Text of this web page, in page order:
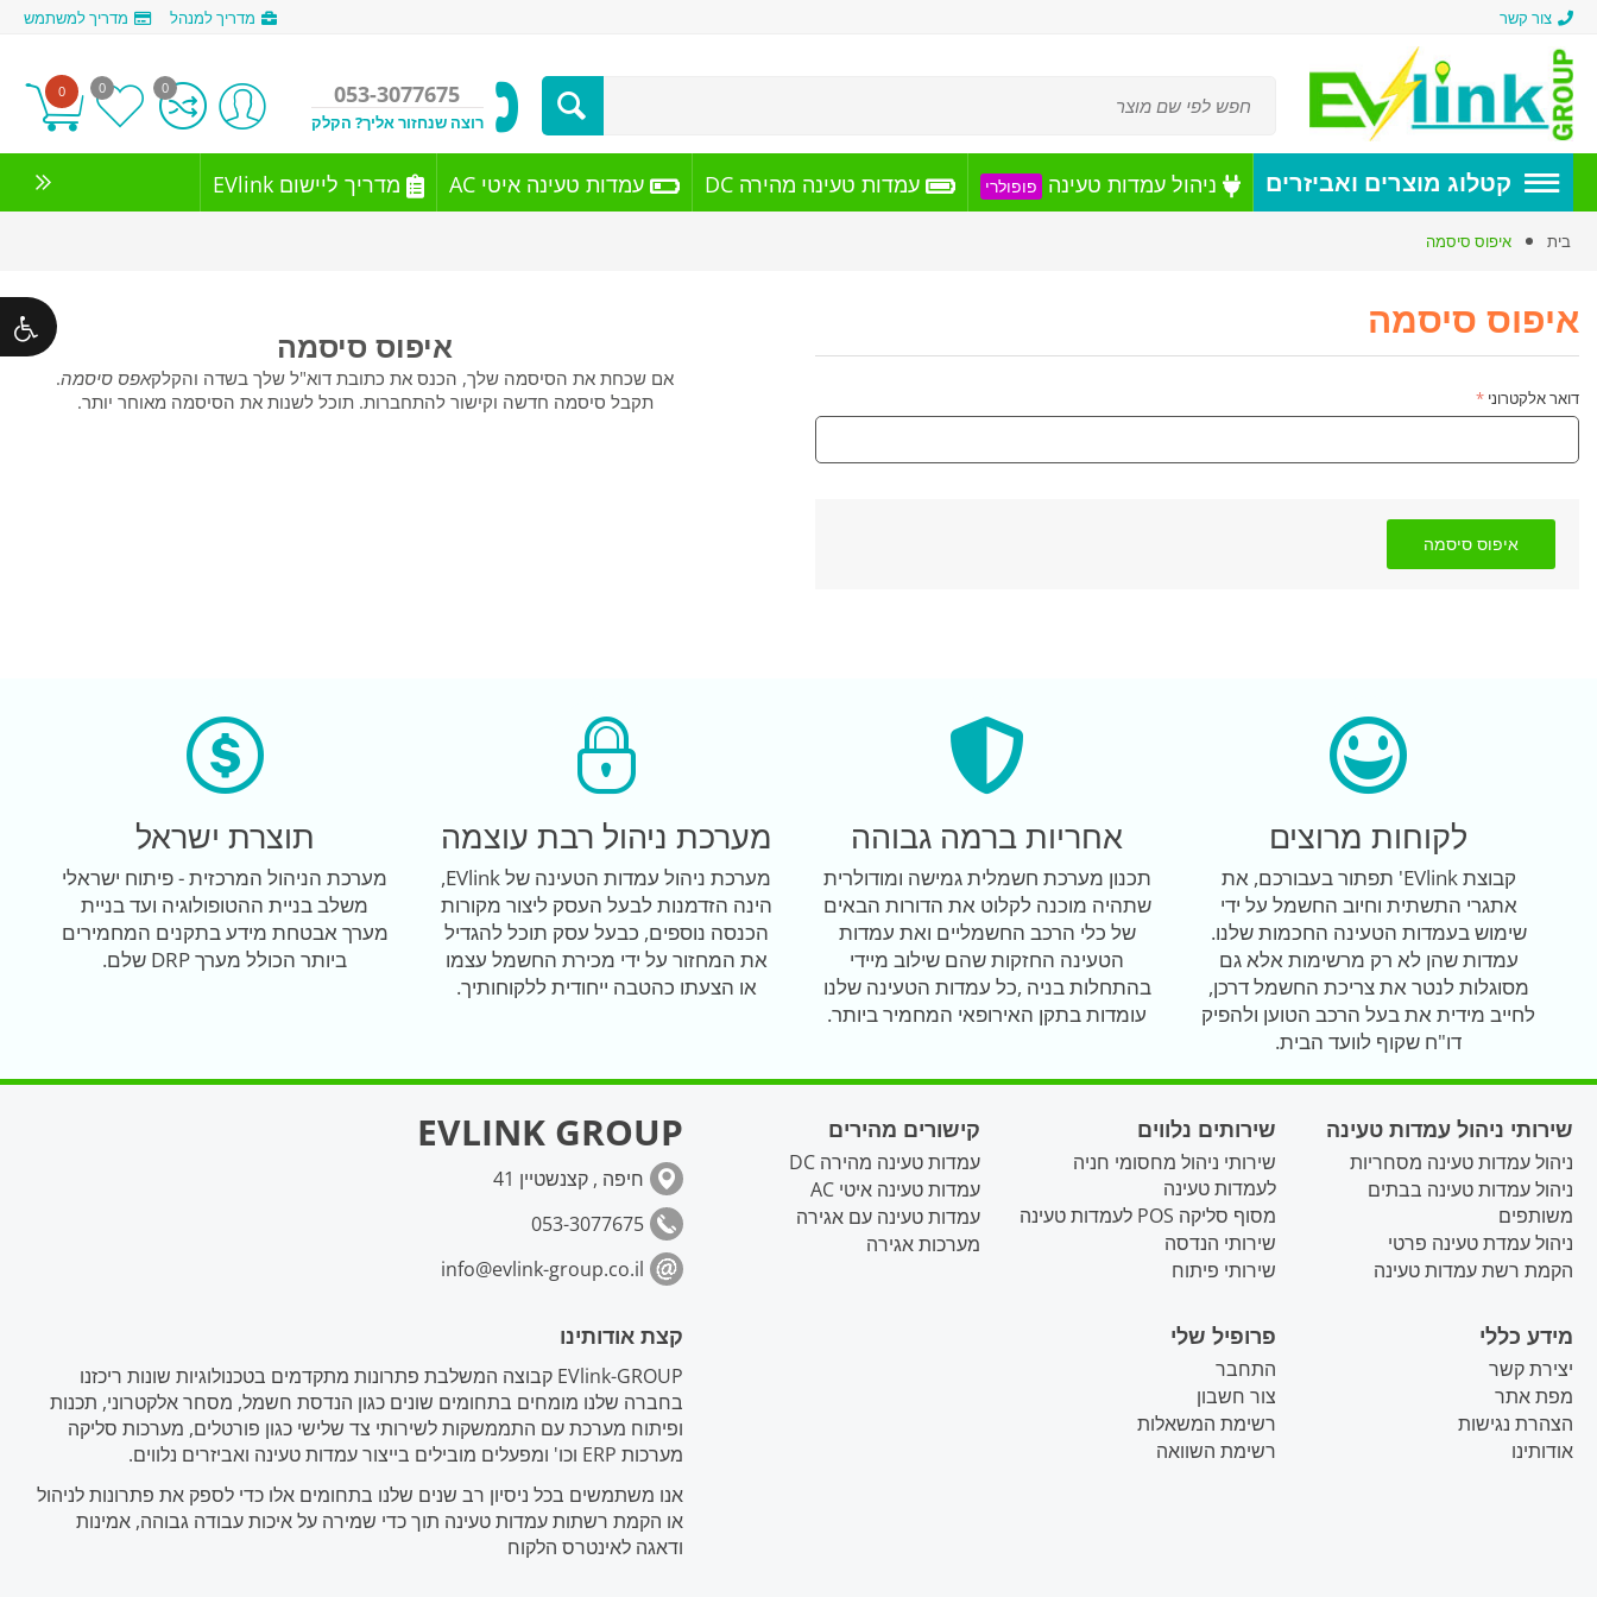
צור קשר מדריך למנהל מדריך למשתמש
053-3077675
רוצה שנחזור אליך? הקלק
0 0
0
קטלוג מוצרים ואביזרים ניהול עמדות טעינה פופולרי עמדות טעינה מהירה DC עמדות טעינה איטי AC מדריך ליישום EVlink
בית איפוס סיסמה
איפוס סיסמה
דואר אלקטרוני
איפוס סיסמה
איפוס סיסמה
אם שכחת את הסיסמה שלך, הכנס את כתובת דוא"ל שלך בשדה והקלקאפס סיסמה.
תקבל סיסמה חדשה וקישור להתחברות. תוכל לשנות את הסיסמה מאוחר יותר.
לקוחות מרוצים
קבוצת EVlink' תפתור בעבורכם, את
אתגרי התשתית וחיוב החשמל על ידי
שימוש בעמדות הטעינה החכמות שלנו.
עמדות שהן לא רק מרשימות אלא גם
מסוגלות לנטר את צריכת החשמל דרכן,
לחייב מידית את בעל הרכב הטוען ולהפיק
דו"ח שקוף לוועד הבית.
אחריות ברמה גבוהה
תכנון מערכת חשמלית גמישה ומודולרית
שתהיה מוכנה לקלוט את הדורות הבאים
של כלי הרכב החשמליים ואת עמדות
הטעינה החזקות שהם שילוב מיידי
בהתחלות בניה ,כל עמדות הטעינה שלנו
עומדות בתקן האירופאי המחמיר ביותר.
מערכת ניהול רבת עוצמה
מערכת ניהול עמדות הטעינה של EVlink,
הינה הזדמנות לבעל העסק ליצור מקורות
הכנסה נוספים, כבעל עסק תוכל להגדיל
את המחזור על ידי מכירת החשמל עצמו
או הצעתו כהטבה ייחודית ללקוחותיך.
תוצרת ישראל
מערכת הניהול המרכזית - פיתוח ישראלי
משלב בניית ההטופולוגיה ועד בניית
מערך אבטחת מידע בתקנים המחמירים
ביותר הכולל מערך DRP שלם.
שירותי ניהול עמדות טעינה
ניהול עמדות טעינה מסחריות
ניהול עמדות טעינה בבתים
משותפים
ניהול עמדת טעינה פרטי
הקמת רשת עמדות טעינה
שירותים נלווים
שירותי ניהול מחסומי חניה
לעמדות טעינה
מסוף סליקה POS לעמדות טעינה
שירותי הנדסה
שירותי פיתוח
קישורים מהירים
עמדות טעינה מהירה DC
עמדות טעינה איטי AC
עמדות טעינה עם אגירה
מערכות אגירה
EVLINK GROUP
חיפה , קצנשטיין 41
053-3077675
info@evlink-group.co.il
מידע כללי
יצירת קשר
מפת אתר
הצהרת נגישות
אודותינו
פרופיל שלי
התחבר
צור חשבון
רשימת המשאלות
רשימת השוואה
קצת אודותינו
EVlink-GROUP קבוצה המשלבת פתרונות מתקדמים בטכנולוגיות שונות ריכזנו
בחברה שלנו מומחים בתחומים שונים כגון הנדסת חשמל, מסחר אלקטרוני, תכנות
ופיתוח מערכת עם התממשקות לשירותי צד שלישי כגון פורטלים, מערכות סליקה
מערכות ERP וכו' ומפעלים מובילים בייצור עמדות טעינה ואביזרים נלווים.
אנו משתמשים בכל ניסיון רב שנים שלנו בתחומים אלו כדי לספק את פתרונות לניהול
או הקמת רשתות עמדות טעינה תוך כדי שמירה על איכות עבודה גבוהה, אמינות
ודאגה לאינטרס הלקוח